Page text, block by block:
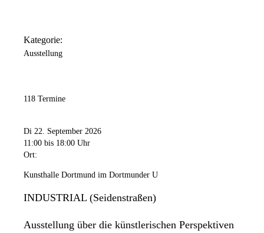
Kategorie:
Ausstellung
118 Termine
Di 22. September 2026
11:00 bis 18:00 Uhr
Ort:
Kunsthalle Dortmund im Dortmunder U
INDUSTRIAL (Seidenstraßen)
Ausstellung über die künstlerischen Perspektiven